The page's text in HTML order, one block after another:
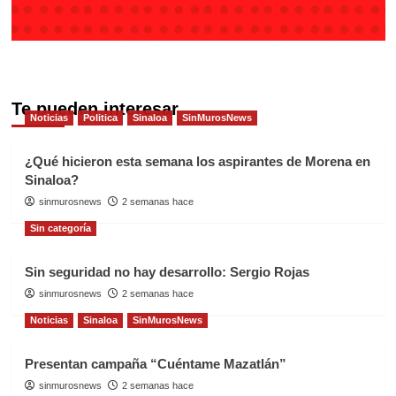
Te pueden interesar
Noticias Politica Sinaloa SinMurosNews
¿Qué hicieron esta semana los aspirantes de Morena en
Sinaloa?
sinmurosnews 2 semanas hace
Sin categoría
Sin seguridad no hay desarrollo: Sergio Rojas
sinmurosnews 2 semanas hace
Noticias Sinaloa SinMurosNews
Presentan campaña “Cuéntame Mazatlán”
sinmurosnews 2 semanas hace